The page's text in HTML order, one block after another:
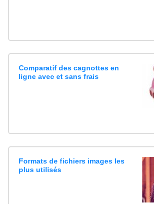
Comparatif des cagnottes en
ligne avec et sans frais
Formats de fichiers images les
plus utilisés